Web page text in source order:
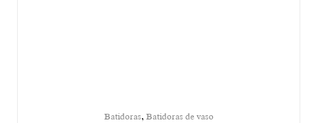
Batidoras, Batidoras de vaso